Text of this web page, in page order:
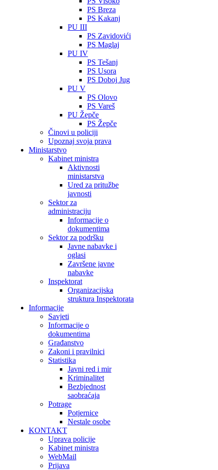
PS Breza
PS Kakanj
PU III
PS Zavidovići
PS Maglaj
PU IV
PS Tešanj
PS Usora
PS Doboj Jug
PU V
PS Olovo
PS Vareš
PU Žepče
PS Žepče
Činovi u policiji
Upoznaj svoja prava
Ministarstvo
Kabinet ministra
Aktivnosti
ministarstva
Ured za pritužbe
javnosti
Sektor za
administraciju
Informacije o
dokumentima
Sektor za podršku
Javne nabavke i
oglasi
Završene javne
nabavke
Inspektorat
Organizacijska
struktura Inspektorata
Informacije
Savjeti
Informacije o
dokumentima
Građanstvo
Zakoni i pravilnici
Statistika
Javni red i mir
Kriminalitet
Bezbjednost
saobraćaja
Potrage
Potjernice
Nestale osobe
KONTAKT
Uprava policije
Kabinet ministra
WebMail
Prijava